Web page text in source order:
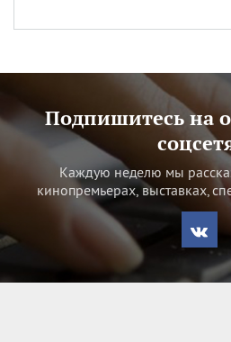
Подпишитесь на
Каждую неделю мы
кинопремьерах, выставках,